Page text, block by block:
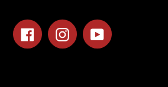
FacebookInstagramYouTube